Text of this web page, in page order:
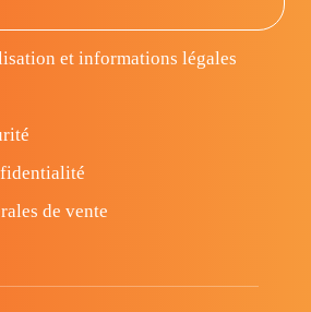
et informations légales
de vente